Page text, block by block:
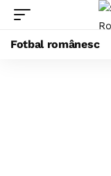
Fotbal românesc